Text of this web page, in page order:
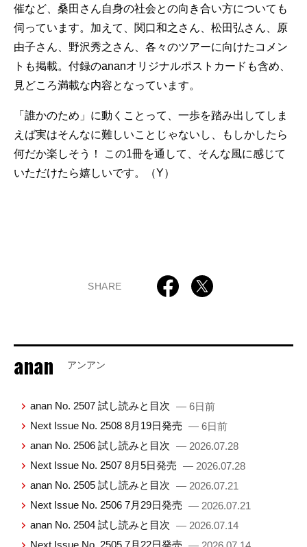
催など、桑田さん自身の社会との向き合い方についても
伺っています。加えて、関口和之さん、松田弘さん、原
由子さん、野沢秀之さん、各々のツアーに向けたコメン
トも掲載。付録のananオリジナルポストカードも含め、
見どころ満載な内容となっています。
「誰かのため」に動くことって、一歩を踏み出してしま
えば実はそんなに難しいことじゃないし、もしかしたら
何だか楽しそう！ この1冊を通して、そんな風に感じて
いただけたら嬉しいです。（Y）
SHARE
anan アンアン
anan No. 2507 試し読みと目次 — 6日前
Next Issue No. 2508 8月19日発売 — 6日前
anan No. 2506 試し読みと目次 — 2026.07.28
Next Issue No. 2507 8月5日発売 — 2026.07.28
anan No. 2505 試し読みと目次 — 2026.07.21
Next Issue No. 2506 7月29日発売 — 2026.07.21
anan No. 2504 試し読みと目次 — 2026.07.14
Next Issue No. 2505 7月22日発売